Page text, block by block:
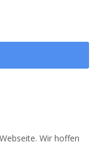
Wir hoffen